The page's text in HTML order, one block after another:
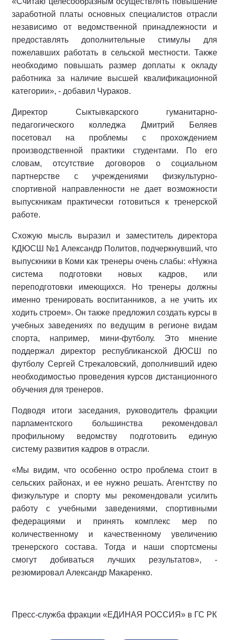
заработной платы основных специалистов отрасли
независимо от ведомственной принадлежности и
предоставлять дополнительные стимулы для
пожелавших работать в сельской местности. Также
необходимо повышать размер доплаты к окладу
работника за наличие высшей квалификационной
категории», - добавил Чураков.
Директор Сыктывкарского гуманитарно-
педагогического колледжа Дмитрий Беляев
посетовал на проблемы с прохождением
производственной практики студентами. По его
словам, отсутствие договоров о социальном
партнерстве с учреждениями физкультурно-
спортивной направленности не дает возможности
выпускникам практически готовиться к тренерской
работе.
Схожую мысль выразил и заместитель директора
КДЮСШ №1 Александр Политов, подчеркнувший, что
выпускники в Коми как тренеры очень слабы: «Нужна
система подготовки новых кадров, или
переподготовки имеющихся. Но тренеры должны
именно тренировать воспитанников, а не учить их
ходить строем». Он также предложил создать курсы в
учебных заведениях по ведущим в регионе видам
спорта, например, мини-футболу. Это мнение
поддержал директор республиканской ДЮСШ по
футболу Сергей Стрекаловский, дополнивший идею
необходимостью проведения курсов дистанционного
обучения для тренеров.
Подводя итоги заседания, руководитель фракции
парламентского большинства рекомендовал
профильному ведомству подготовить единую
систему развития кадров в отрасли.
«Мы видим, что особенно остро проблема стоит в
сельских районах, и ее нужно решать. Агентству по
физкультуре и спорту мы рекомендовали усилить
работу с учебными заведениями, спортивными
федерациями и принять комплекс мер по
количественному и качественному увеличению
тренерского состава. Тогда и наши спортсмены
смогут добиваться лучших результатов», -
резюмировал Александр Макаренко.
Пресс-служба фракции «ЕДИНАЯ РОССИЯ» в ГС РК